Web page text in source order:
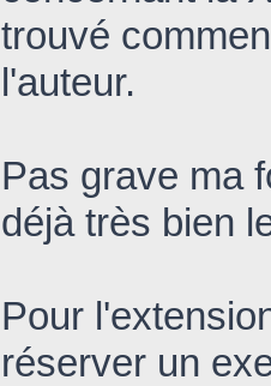
trouvé
l'auteur.
Pas grave ma
déjà très bien
Pour
réserver un